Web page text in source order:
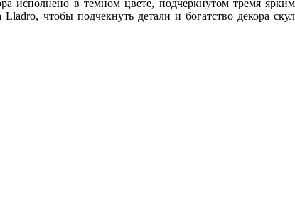
исполнено в темном цвете, подчеркнутом тремя
чтобы подчекнуть детали и богатство декора